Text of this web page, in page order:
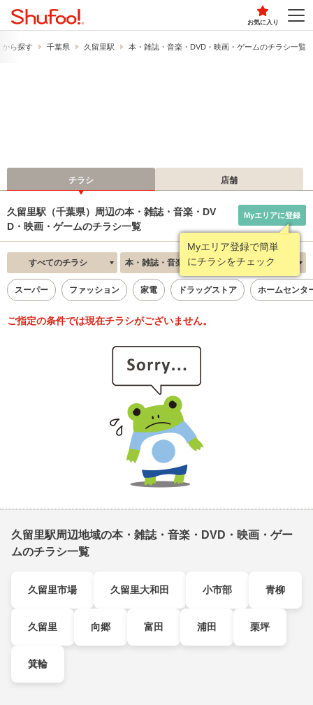
お気に入り
から探す 千葉県 久留里駅 本・雑誌・音楽・DVD・映画・ゲームのチラシ一覧
チラシ 店舗
久留里駅（千葉県）周辺の本・雑誌・音楽・DV
D・映画・ゲームのチラシ一覧
Myエリア登録で簡単
にチラシをチェック
Myエリアに登録
すべてのチラシ 本・雑誌・音楽・DVD・映画・ゲーム 新着順
スーパー ファッション 家電 ドラッグストア ホームセンタ
ご指定の条件では現在チラシがございません。
久留里駅周辺地域の本・雑誌・音楽・DVD・映画・ゲー
ムのチラシ一覧
久留里市場 久留里大和田 小市部 青柳
久留里 向郷 富田 浦田 栗坪
箕輪